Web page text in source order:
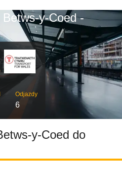
y-Coed -
Odjazdy
6
y-Coed do